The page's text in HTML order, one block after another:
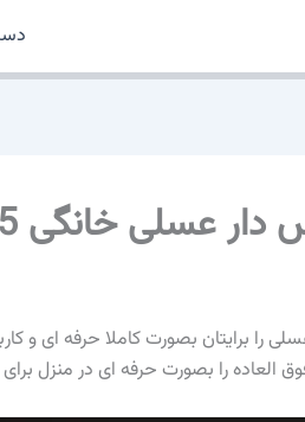
عسلی خانگی 15 عدد
برایتان بصورت کاملا حرفه ای و
را بصورت حرفه ای در منزل برای